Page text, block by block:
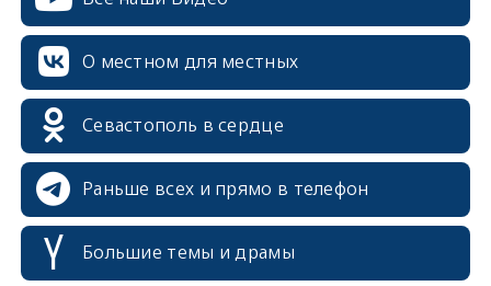
О местном для местных
Севастополь в сердце
Раньше всех и прямо в телефон
Большие темы и драмы
erid: 2SDnjcrDNw6